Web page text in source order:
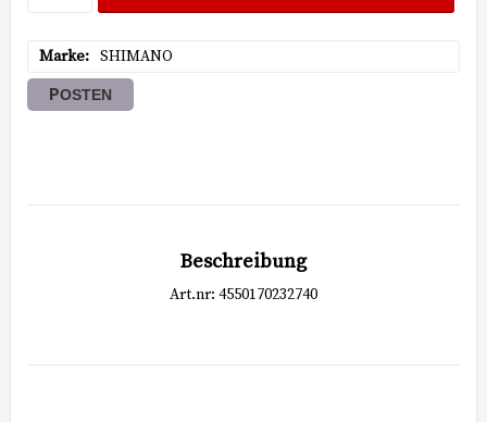
Marke SHIMANO
POSTEN
Beschreibung
Art.nr: 4550170232740